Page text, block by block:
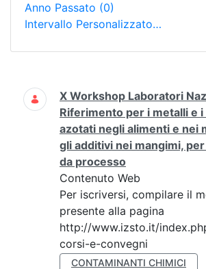
Anno Passato (0)
Intervallo Personalizzato…
Ricerca
X Workshop Laboratori
Riferimento per i metalli e
azotati negli alimenti e nei
gli additivi nei mangimi,
da processo
Contenuto Web
Per iscriversi, compilare il
presente alla pagina
http://www.izsto.it/
corsi-e-convegni
CONTAMINANTI CHIMICI